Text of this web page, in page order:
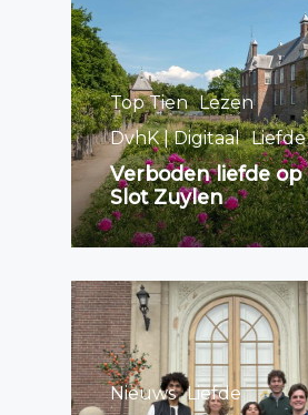
Top Tien Lezen
DvhK | Digitaal Liefde
Verboden liefde op
Slot Zuylen
Nieuws Liefde